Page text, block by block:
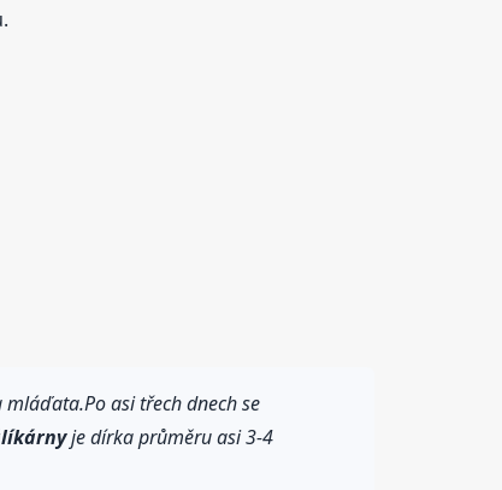
asi třech dnech se
je dírka průměru asi 3-4